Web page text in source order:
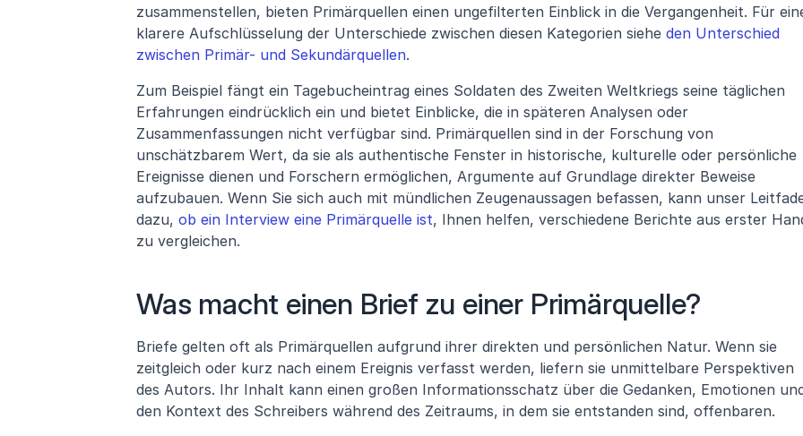
zusammenstellen, bieten Primärquellen einen ungefilterten Einblick in die Vergangenheit. Für
klarere Aufschlüsselung der Unterschiede zwischen diesen Kategorien siehe den Unterschied
zwischen Primär- und Sekundärquellen.
Zum Beispiel fängt ein Tagebucheintrag eines Soldaten des Zweiten Weltkriegs seine täglichen
Erfahrungen eindrücklich ein und bietet Einblicke, die in späteren Analysen oder
Zusammenfassungen nicht verfügbar sind. Primärquellen sind in der Forschung von
unschätzbarem Wert, da sie als authentische Fenster in historische, kulturelle oder persönliche
Ereignisse dienen und Forschern ermöglichen, Argumente auf Grundlage direkter Beweise
aufzubauen. Wenn Sie sich auch mit mündlichen Zeugenaussagen befassen, kann unser
dazu, ob ein Interview eine Primärquelle ist, Ihnen helfen, verschiedene Berichte aus erster
zu vergleichen.
Was macht einen Brief zu einer Primärquelle?
Briefe gelten oft als Primärquellen aufgrund ihrer direkten und persönlichen Natur. Wenn sie
zeitgleich oder kurz nach einem Ereignis verfasst werden, liefern sie unmittelbare Perspektiven
des Autors. Ihr Inhalt kann einen großen Informationsschatz über die Gedanken, Emotionen
den Kontext des Schreibers während des Zeitraums, in dem sie entstanden sind, offenbaren.